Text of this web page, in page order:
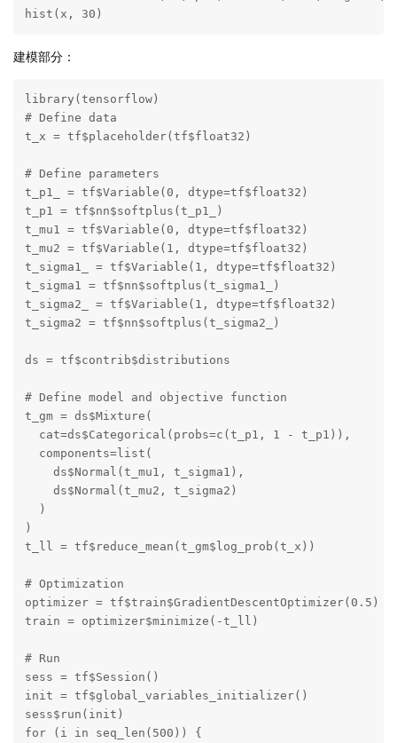
hist(x, 30)
建模部分：
library(tensorflow)
# Define data
t_x = tf$placeholder(tf$float32)
# Define parameters
t_p1_ = tf$Variable(0, dtype=tf$float32)
t_p1 = tf$nn$softplus(t_p1_)
t_mu1 = tf$Variable(0, dtype=tf$float32)
t_mu2 = tf$Variable(1, dtype=tf$float32)
t_sigma1_ = tf$Variable(1, dtype=tf$float32)
t_sigma1 = tf$nn$softplus(t_sigma1_)
t_sigma2_ = tf$Variable(1, dtype=tf$float32)
t_sigma2 = tf$nn$softplus(t_sigma2_)
ds = tf$contrib$distributions
# Define model and objective function
t_gm = ds$Mixture(
  cat=ds$Categorical(probs=c(t_p1, 1 - t_p1)),
  components=list(
    ds$Normal(t_mu1, t_sigma1),
    ds$Normal(t_mu2, t_sigma2)
  )
)
t_ll = tf$reduce_mean(t_gm$log_prob(t_x))
# Optimization
optimizer = tf$train$GradientDescentOptimizer(0.5)
train = optimizer$minimize(-t_ll)
# Run
sess = tf$Session()
init = tf$global_variables_initializer()
sess$run(init)
for (i in seq_len(500)) {